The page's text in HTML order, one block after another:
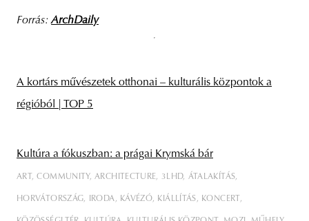
Forrás: ArchDaily
A kortárs művészetek otthonai – kulturális központok a
régióból | TOP 5
Kultúra a fókuszban: a prágai Krymská bár
ART COMMUNITY ARCHITECTURE 3LHD ÁTALAKÍTÁS
HORVÁTORSZÁG IRODA KÁVÉZÓ KIÁLLÍTÁS KONCERT